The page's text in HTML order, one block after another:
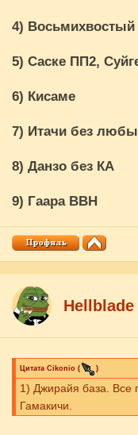
4)
5) Саске ПП2,
6) Кисаме
7) Итачи без
8) Данзо без КА
9) Гаара ВВН
Hellblade
Цитата Cikоnio ( )
1) Джирайя база. Все
Гамакичи.